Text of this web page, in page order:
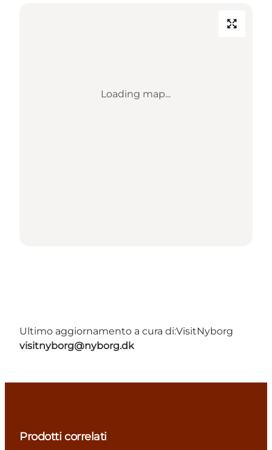
Loading map...
Ultimo aggiornamento a cura di:VisitNyborg
visitnyborg@nyborg.dk
Prodotti correlati